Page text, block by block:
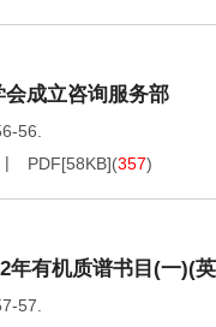
会成立咨询服务部
56.
PDF[58KB](357)
年有机质谱书目(一)(
57.